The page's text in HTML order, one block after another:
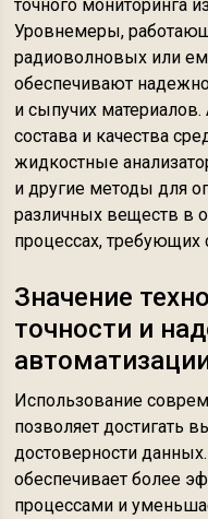
точного мониторинга
Уровнемеры,
радиоволновых или
обеспечивают
и сыпучих
состава и качества
жидкостные
и другие методы для
различных веществ в
процессах, требующих
Значение
точности и
Использование
позволяет достигать
достоверности
обеспечивает более
процессами и